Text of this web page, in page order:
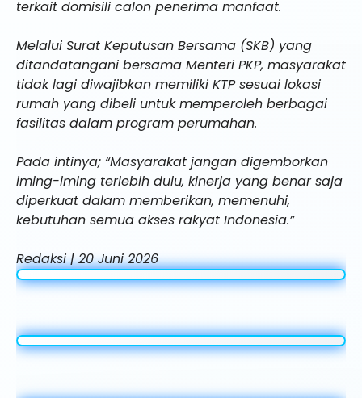
terkait domisili calon penerima manfaat.
Melalui Surat Keputusan Bersama (SKB) yang
ditandatangani bersama Menteri PKP, masyarakat
tidak lagi diwajibkan memiliki KTP sesuai lokasi
rumah yang dibeli untuk memperoleh berbagai
fasilitas dalam program perumahan.
Pada intinya; “Masyarakat jangan digemborkan
iming-iming terlebih dulu, kinerja yang benar saja
diperkuat dalam memberikan, memenuhi,
kebutuhan semua akses rakyat Indonesia.”
Redaksi | 20 Juni 2026